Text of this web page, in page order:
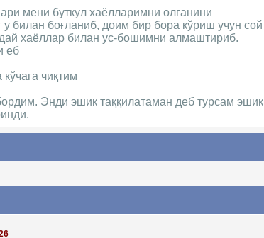
мени буткул хаёлларимни олганини
билан боғланиб, доим бир бора кўриш учун сой
хаёллар билан ус-бошимни алмаштириб.
еб
чиқтим
Энди эшик таққилатаман деб турсам эшик